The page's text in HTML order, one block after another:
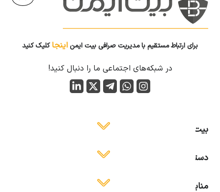
برای ارتباط مستقیم با مدیریت صرافی بیت ایمن اینجاکلیک کنید
در شبکه‌های اجتماعی ما را دنبال کنید!
بیت ایمن
دسترسی آسان
منابع آموزشی